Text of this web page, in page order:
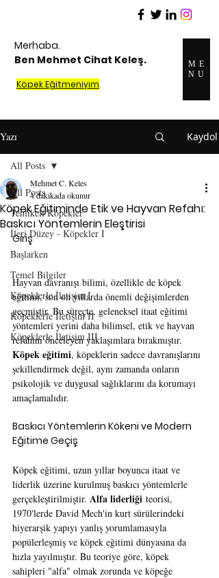
Merhaba.
Ben Mehmet Cihat Keleş.
Köpek Eğitmeniyim.
ME
NU
Yazı Kaydol
All Posts
Tehlikeli Köpekler
İleri Düzey - Köpekler I
Başlarken
Temel Bilgiler
Köpeklerle İletişim I
Köpeklerle İletişim II
Köpeklerle İletişim III
All Posts
Köpek Eğitiminde Etik ve Hayvan Refahı:
Baskıcı Yöntemlerin Eleştirisi
Mehmet C. Keles
4 dakikada okunur
Giriş
Hayvan davranışı bilimi, özellikle de köpek
eğitimi, son on yıllarda önemli değişimlerden
geçmiştir. Bu süreçte, geleneksel itaat eğitimi
yöntemleri yerini daha bilimsel, etik ve hayvan
refahını önceleyen yaklaşımlara bırakmıştır.
Köpek eğitimi, köpeklerin sadece davranışlarını
şekillendirmek değil, aynı zamanda onların
psikolojik ve duygusal sağlıklarını da korumayı
amaçlamalıdır.
Baskıcı Yöntemlerin Kökeni ve Modern
Eğitime Geçiş
Köpek eğitimi, uzun yıllar boyunca itaat ve
liderlik üzerine kurulmuş baskıcı yöntemlerle
gerçekleştirilmiştir. Alfa liderliği teorisi,
1970'lerde David Mech'in kurt sürülerindeki
hiyerarşik yapıyı yanlış yorumlamasıyla
popülerleşmiş ve köpek eğitimi dünyasına da
hızla yayılmıştır. Bu teoriye göre, köpek
sahipleri "alfa" olmak zorunda ve köpeğe